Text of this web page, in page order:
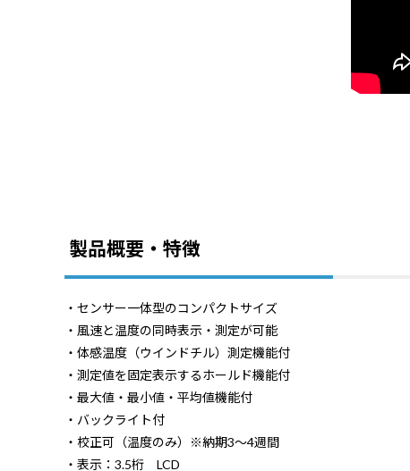
製品概要・特徴
・センサー一体型のコンパクトサイズ
・風速と温度の同時表示・測定が可能
・体感温度（ウインドチル）測定機能付
・測定値を固定表示するホールド機能付
・最大値・最小値・平均値機能付
・バックライト付
・校正可（温度のみ）※納期3～4週間
・表示：3.5桁 LCD